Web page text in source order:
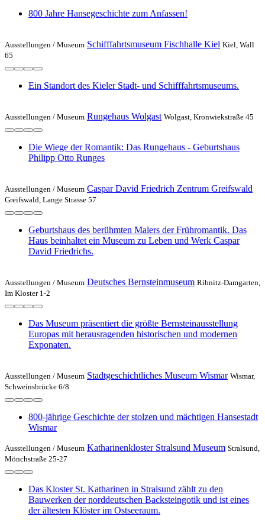
800 Jahre Hansegeschichte zum Anfassen!
Ausstellungen / Museum Schifffahrtsmuseum Fischhalle Kiel Kiel, Wall
65
Ein Standort des Kieler Stadt- und Schifffahrtsmuseums.
Ausstellungen / Museum Rungehaus Wolgast Wolgast, Kronwiekstraße 45
Die Wiege der Romantik: Das Rungehaus - Geburtshaus
Philipp Otto Runges
Ausstellungen / Museum Caspar David Friedrich Zentrum Greifswald
Greifswald, Lange Strasse 57
Geburtshaus des berühmten Malers der Frühromantik. Das
Haus beinhaltet ein Museum zu Leben und Werk Caspar
David Friedrichs.
Ausstellungen / Museum Deutsches Bernsteinmuseum Ribnitz-Damgarten,
Im Kloster 1-2
Das Museum präsentiert die größte Bernsteinausstellung
Europas mit herausragenden historischen und modernen
Exponaten.
Ausstellungen / Museum Stadtgeschichtliches Museum Wismar Wismar,
Schweinsbrücke 6/8
800-jährige Geschichte der stolzen und mächtigen Hansestadt
Wismar
Ausstellungen / Museum Katharinenkloster Stralsund Museum Stralsund,
Mönchstraße 25-27
Das Kloster St. Katharinen in Stralsund zählt zu den
Bauwerken der norddeutschen Backsteingotik und ist eines
der ältesten Klöster im Ostseeraum.